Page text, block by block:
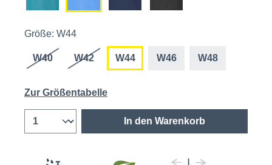
Größe: W44
W40 W42 W44 W46 W48
Zur Größentabelle
In den Warenkorb